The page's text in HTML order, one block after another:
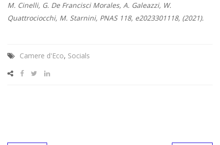
M. Cinelli, G. De Francisci Morales, A. Galeazzi, W.
Quattrociocchi, M. Starnini, PNAS 118, e2023301118, (2021).
Camere d'Eco, Socials